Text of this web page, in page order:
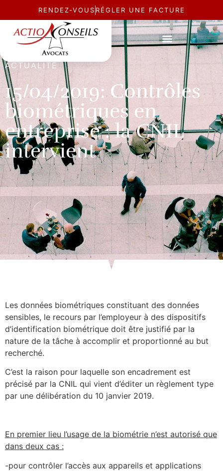
RENDEZ-VOUS RÉGLER UNE FACTURE
ACTUALITÉ
15/04/2019: Contrôles
biométriques en
entreprise : la CNIL
intervient
Les données biométriques constituant des données
sensibles, le recours par l’employeur à des dispositifs
d’identification biométrique doit être justifié par la
nature de la tâche à accomplir et proportionné au but
recherché.
C’est la raison pour laquelle son encadrement est
précisé par la CNIL qui vient d’éditer un règlement type
par une délibération du 10 janvier 2019.
En premier lieu l’usage de la biométrie n’est autorisé que
dans deux cas :
-pour contrôler l’accès aux appareils et applications